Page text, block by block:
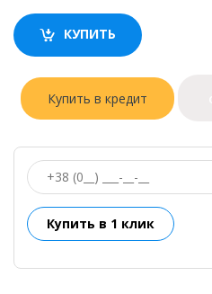
КУПИТЬ
Купить в кредит